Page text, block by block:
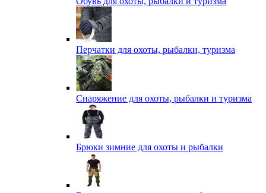
Перчатки для охоты, рыбалки, туризма
Снаряжение для охоты, рыбалки и туризма
Брюки зимние для охоты и рыбалки